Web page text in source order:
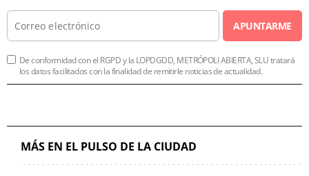
APUNTARME
De conformidad con el RGPD y la LOPDGDD, METRÓPOLI ABIERTA, SLU tratará
los datos facilitados con la finalidad de remitirle noticias de actualidad.
MÁS EN EL PULSO DE LA CIUDAD